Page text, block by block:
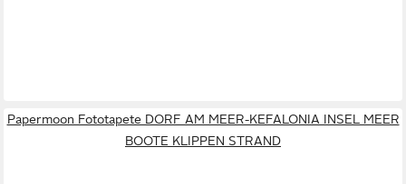
Papermoon Fototapete DORF AM MEER-KEFALONIA INSEL MEER
BOOTE KLIPPEN STRAND